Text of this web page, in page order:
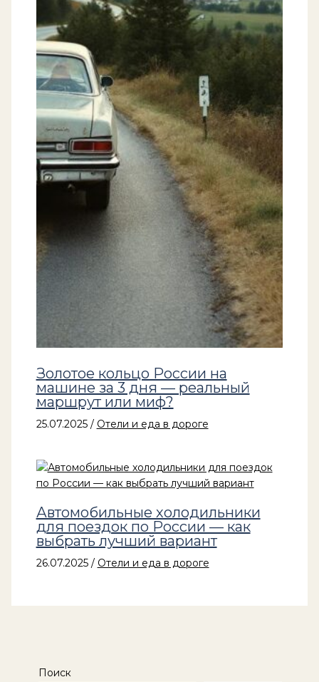
Золотое кольцо России на
машине за 3 дня — реальный
маршрут или миф?
25.07.2025 / Отели и еда в дороге
Автомобильные холодильники
для поездок по России — как
выбрать лучший вариант
26.07.2025 / Отели и еда в дороге
Поиск